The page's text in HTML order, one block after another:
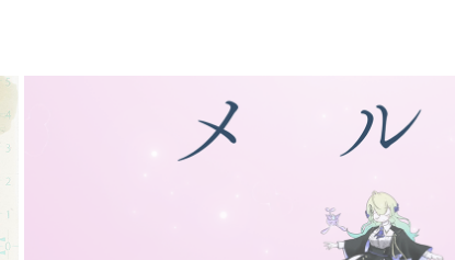
【歌ってみた】メルト / ryo
魚みぃむ